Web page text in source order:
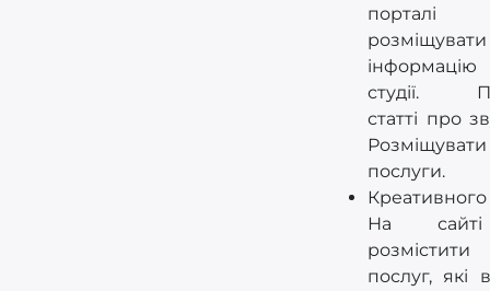
розміщувати
студії.
статті про
послуги.
На
послуг, які